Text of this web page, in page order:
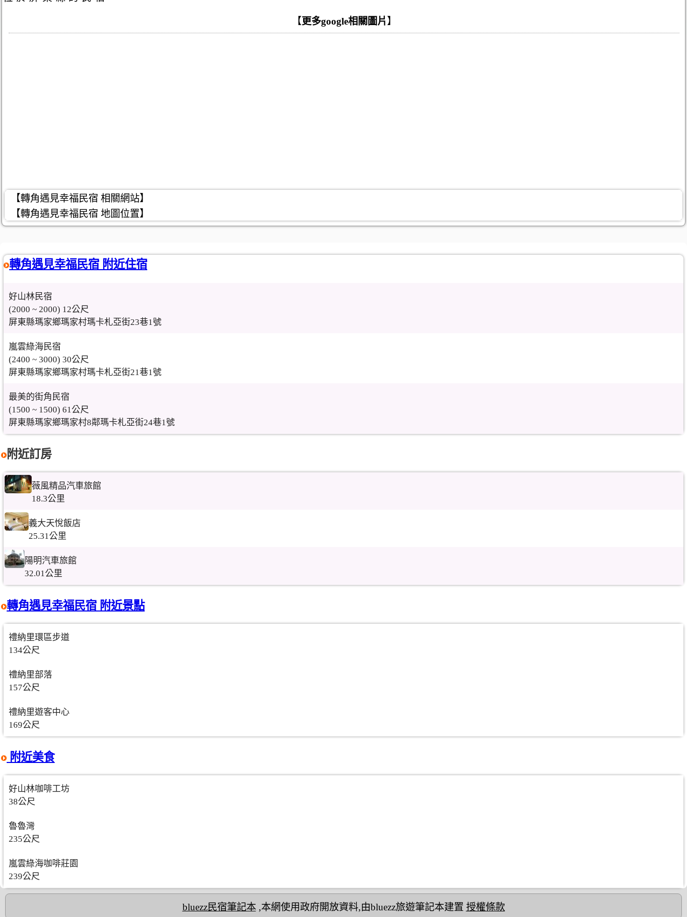
【更多google相關圖片 】
【轉角遇見幸福民宿 相關網站】
【轉角遇見幸福民宿 地圖位置】
轉角遇見幸福民宿 附近住宿
好山林民宿
(2000 ~ 2000) 12公尺
屏東縣瑪家鄉瑪家村瑪卡札亞街23巷1號
嵐雲綠海民宿
(2400 ~ 3000) 30公尺
屏東縣瑪家鄉瑪家村瑪卡札亞街21巷1號
最美的街角民宿
(1500 ~ 1500) 61公尺
屏東縣瑪家鄉瑪家村8鄰瑪卡札亞街24巷1號
附近訂房
薇風精品汽車旅館
18.3公里
義大天悅飯店
25.31公里
陽明汽車旅館
32.01公里
轉角遇見幸福民宿 附近景點
禮納里環區步道
134公尺
禮納里部落
157公尺
禮納里遊客中心
169公尺
附近美食
好山林咖啡工坊
38公尺
魯魯灣
235公尺
嵐雲綠海咖啡莊園
239公尺
bluezz民宿筆記本,本網使用政府開放資料,由bluezz旅遊筆記本建置 授權條款